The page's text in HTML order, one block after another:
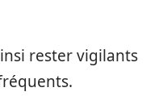
rester vigilants